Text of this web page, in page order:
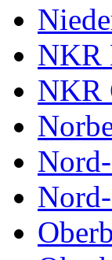
NKR
NKR